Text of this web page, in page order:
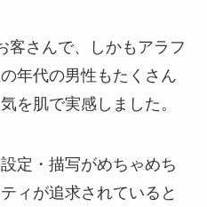
客さんで、しかもアラフ
年代の男性もたくさん
を肌で実感しました。
定・描写がめちゃめち
ィが追求されていると